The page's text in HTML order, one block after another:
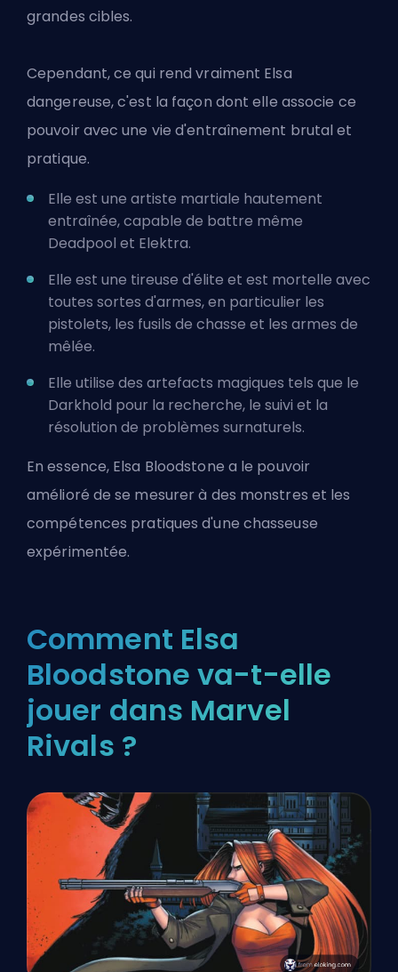
grandes cibles.
Cependant, ce qui rend vraiment Elsa
dangereuse, c'est la façon dont elle associe ce
pouvoir avec une vie d'entraînement brutal et
pratique.
Elle est une artiste martiale hautement
entraînée, capable de battre même
Deadpool et Elektra.
Elle est une tireuse d'élite et est mortelle avec
toutes sortes d'armes, en particulier les
pistolets, les fusils de chasse et les armes de
mêlée.
Elle utilise des artefacts magiques tels que le
Darkhold pour la recherche, le suivi et la
résolution de problèmes surnaturels.
En essence, Elsa Bloodstone a le pouvoir
amélioré de se mesurer à des monstres et les
compétences pratiques d'une chasseuse
expérimentée.
Comment Elsa
Bloodstone va-t-elle
jouer dans Marvel
Rivals ?